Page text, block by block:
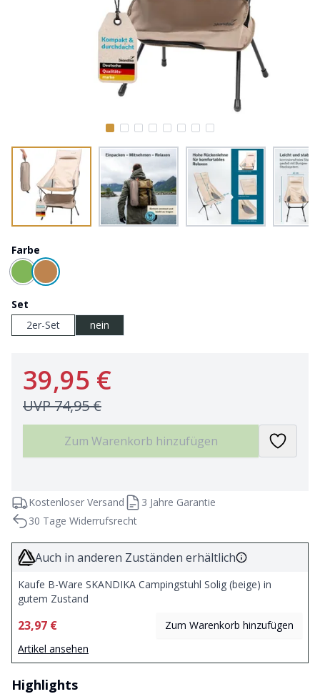
Farbe
Set
2er-Set
nein
39,95 €
UVP74,95 €
Zum Warenkorb hinzufügen
Kostenloser Versand
3 Jahre Garantie
30 Tage Widerrufsrecht
Auch in anderen Zuständen erhältlich
Kaufe B-Ware SKANDIKA Campingstuhl Solig (beige) in
gutem Zustand
23,97 €
Zum Warenkorb hinzufügen
Artikel ansehen
Highlights